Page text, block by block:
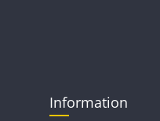
Information